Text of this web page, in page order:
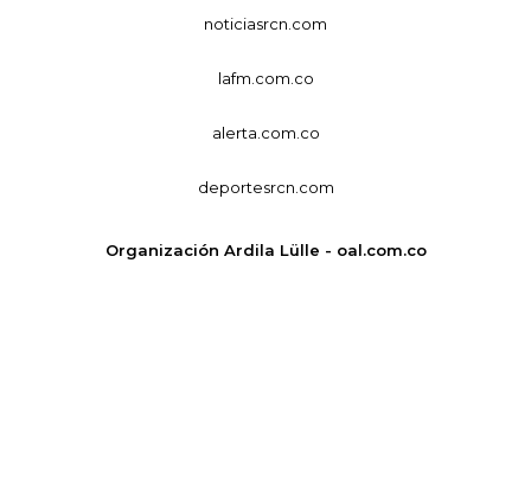
noticiasrcn.com
lafm.com.co
alerta.com.co
deportesrcn.com
Organización Ardila Lülle - oal.com.co